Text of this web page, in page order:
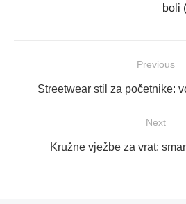
boli
objava
Previous
Previous
Streetwear stil za početnike:
Next
Next
Kružne vježbe za vrat: